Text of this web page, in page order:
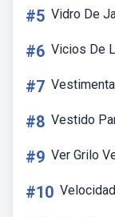
#5 Vidro De
#6 Vicios De
#7
#8 Vestido
#9 Ver Grilo
#10